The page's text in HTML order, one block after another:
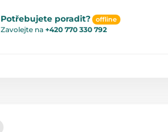
Potřebujete poradit? offline
Zavolejte na +420 770 330 792